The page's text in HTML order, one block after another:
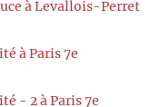
à Levallois-Perret
à Paris 7e
- 2 à Paris 7e